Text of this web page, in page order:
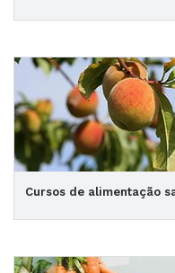
Cursos de alimentação